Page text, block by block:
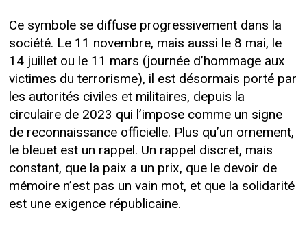
Ce symbole se diffuse progressivement dans la
société. Le 11 novembre, mais aussi le 8 mai, le
14 juillet ou le 11 mars (journée d’hommage aux
victimes du terrorisme), il est désormais porté par
les autorités civiles et militaires, depuis la
circulaire de 2023 qui l’impose comme un signe
de reconnaissance officielle. Plus qu’un ornement,
le bleuet est un rappel. Un rappel discret, mais
constant, que la paix a un prix, que le devoir de
mémoire n’est pas un vain mot, et que la solidarité
est une exigence républicaine.